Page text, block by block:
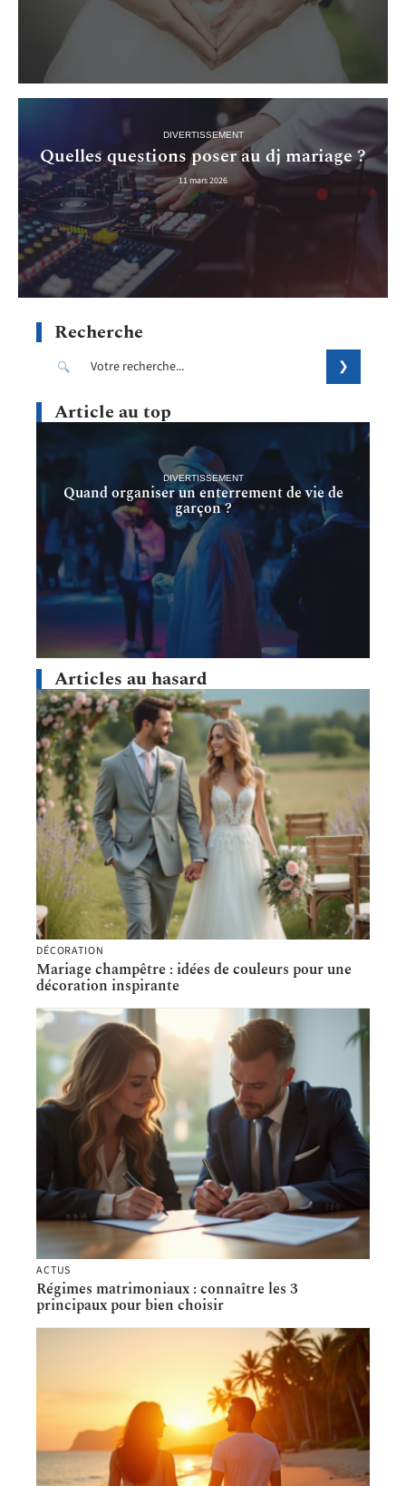
DIVERTISSEMENT
Quelles questions poser au dj mariage ?
11 mars 2026
Recherche
Article au top
DIVERTISSEMENT
Quand organiser un enterrement de vie de
garçon ?
Articles au hasard
DÉCORATION
Mariage champêtre : idées de couleurs pour une
décoration inspirante
ACTUS
Régimes matrimoniaux : connaître les 3
principaux pour bien choisir